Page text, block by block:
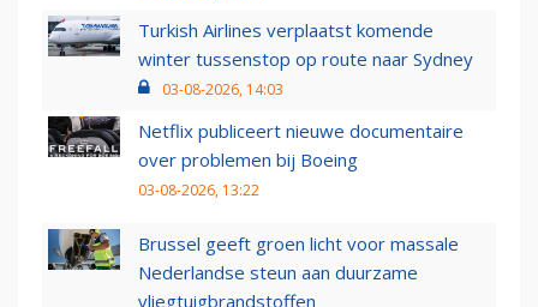
Turkish Airlines verplaatst komende
winter tussenstop op route naar Sydney
03-08-2026, 14:03
Netflix publiceert nieuwe documentaire
over problemen bij Boeing
03-08-2026, 13:22
Brussel geeft groen licht voor massale
Nederlandse steun aan duurzame
vliegtuigbrandstoffen